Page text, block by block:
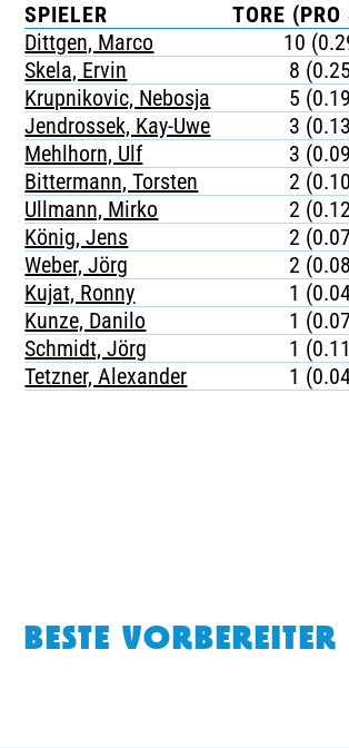
SPIELER TORE
Dittgen, Marco
10
Skela, Ervin
8
Krupnikovic, Nebosja
5
Jendrossek, Kay-Uwe
3
Mehlhorn, Ulf
3
Bittermann, Torsten
2
Ullmann, Mirko
2
König, Jens
2
Weber, Jörg
2
Kujat, Ronny
1
Kunze, Danilo
1
Schmidt, Jörg
1
Tetzner, Alexander
1
BESTE VORBEREITER